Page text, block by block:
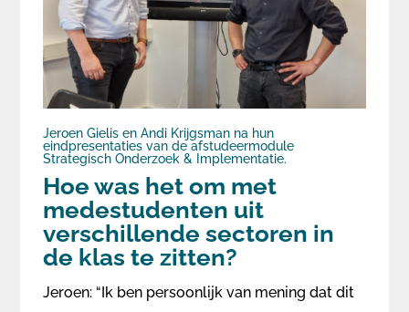
Jeroen Gielis en Andi Krijgsman na hun
eindpresentaties van de afstudeermodule
Strategisch Onderzoek & Implementatie.
Hoe was het om met
medestudenten uit
verschillende sectoren in
de klas te zitten?
Jeroen: “Ik ben persoonlijk van mening dat dit